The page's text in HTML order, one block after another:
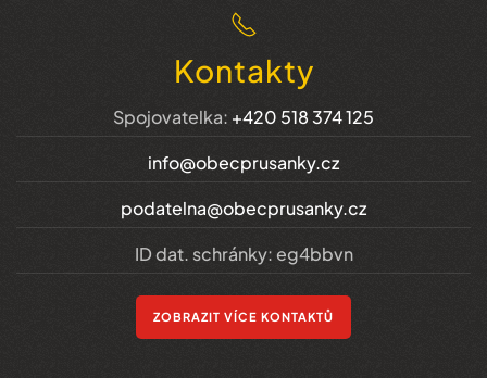
Kontakty
Spojovatelka: +420 518 374 125
info@obecprusanky.cz
podatelna@obecprusanky.cz
ID dat. schránky: eg4bbvn
ZOBRAZIT VÍCE KONTAKTŮ